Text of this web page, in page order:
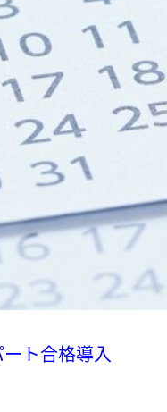
ト合格導入